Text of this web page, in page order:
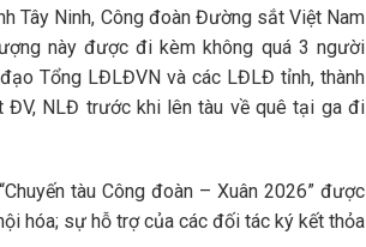
Tây Ninh, Công đoàn Đường sắt Việt Nam
này được đi kèm không quá 3 người
Tổng LĐLĐVN và các LĐLĐ tỉnh, thành
ĐV, NLĐ trước khi lên tàu về quê tại ga đi
tàu Công đoàn – Xuân 2026” được
hóa; sự hỗ trợ của các đối tác ký kết thỏa